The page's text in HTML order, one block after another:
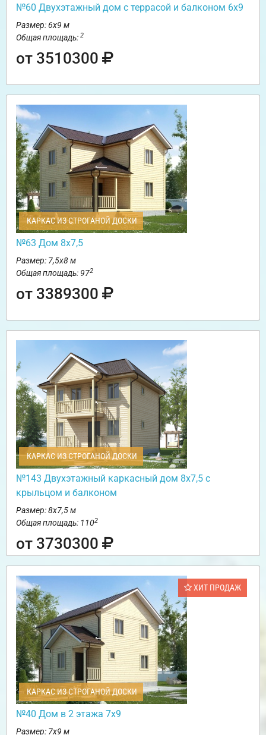
№60 Двухэтажный дом с террасой и балконом 6х9
Размер: 6х9 м
Общая площадь: 2
от 3510300
КАРКАС ИЗ СТРОГАНОЙ ДОСКИ
№63 Дом 8х7,5
Размер: 7,5х8 м
Общая площадь: 972
от 3389300
КАРКАС ИЗ СТРОГАНОЙ ДОСКИ
№143 Двухэтажный каркасный дом 8х7,5 с
крыльцом и балконом
Размер: 8х7,5 м
Общая площадь: 1102
от 3730300
ХИТ ПРОДАЖ
КАРКАС ИЗ СТРОГАНОЙ ДОСКИ
№40 Дом в 2 этажа 7х9
Размер: 7х9 м